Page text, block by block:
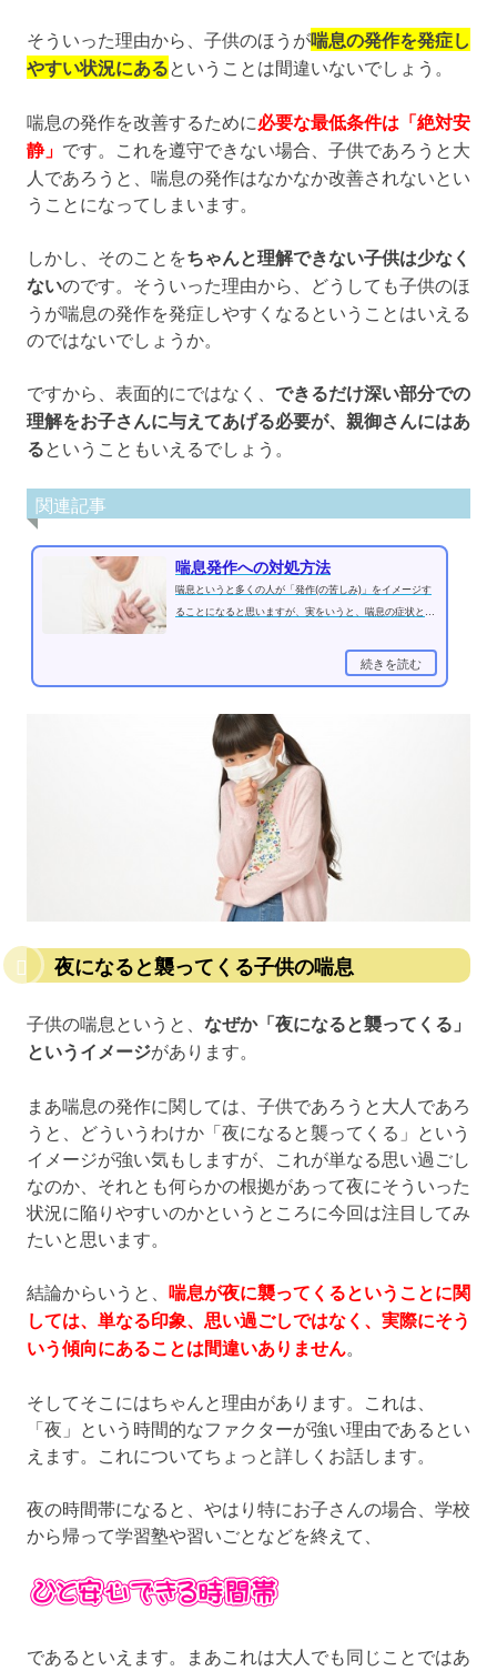
そういった理由から、子供のほうが喘息の発作を発症し
やすい状況にあるということは間違いないでしょう。
喘息の発作を改善するために必要な最低条件は「絶対安
静」 です。これを遵守できない場合、子供であろうと大
人であろうと、喘息の発作はなかなか改善されないとい
うことになってしまいます。
しかし、そのことをちゃんと理解できない子供は少なく
ないのです。そういった理由から、どうしても子供のほ
うが喘息の発作を発症しやすくなるということはいえる
のではないでしょうか。
ですから、表面的にではなく、 できるだけ深い部分での
理解をお子さんに与えてあげる必要が、親御さんにはあ
るということもいえるでしょう。
関連記事
喘息発作への対処方法
喘息というと多くの人が「発作(の苦しみ)」をイメージす
ることになると思いますが、実をいうと、喘息の症状とい
続きを読む
夜になると襲ってくる子供の喘息
子供の喘息というと、 なぜか「夜になると襲ってくる」
というイメージがあります。
まあ喘息の発作に関しては、子供であろうと大人であろ
うと、どういうわけか「夜になると襲ってくる」という
イメージが強い気もしますが、これが単なる思い過ごし
なのか、それとも何らかの根拠があって夜にそういった
状況に陥りやすいのかというところに今回は注目してみ
たいと思います。
結論からいうと、 喘息が夜に襲ってくるということに関
しては、単なる印象、思い過ごしではなく、実際にそう
いう傾向にあることは間違いありません
そしてそこにはちゃんと理由があります。これは、
「夜」という時間的なファクターが強い理由であるとい
えます。これについてちょっと詳しくお話します。
夜の時間帯になると、やはり特にお子さんの場合、学校
から帰って学習塾や習いごとなどを終えて、
であるといえます。まあこれは大人でも同じことではあ